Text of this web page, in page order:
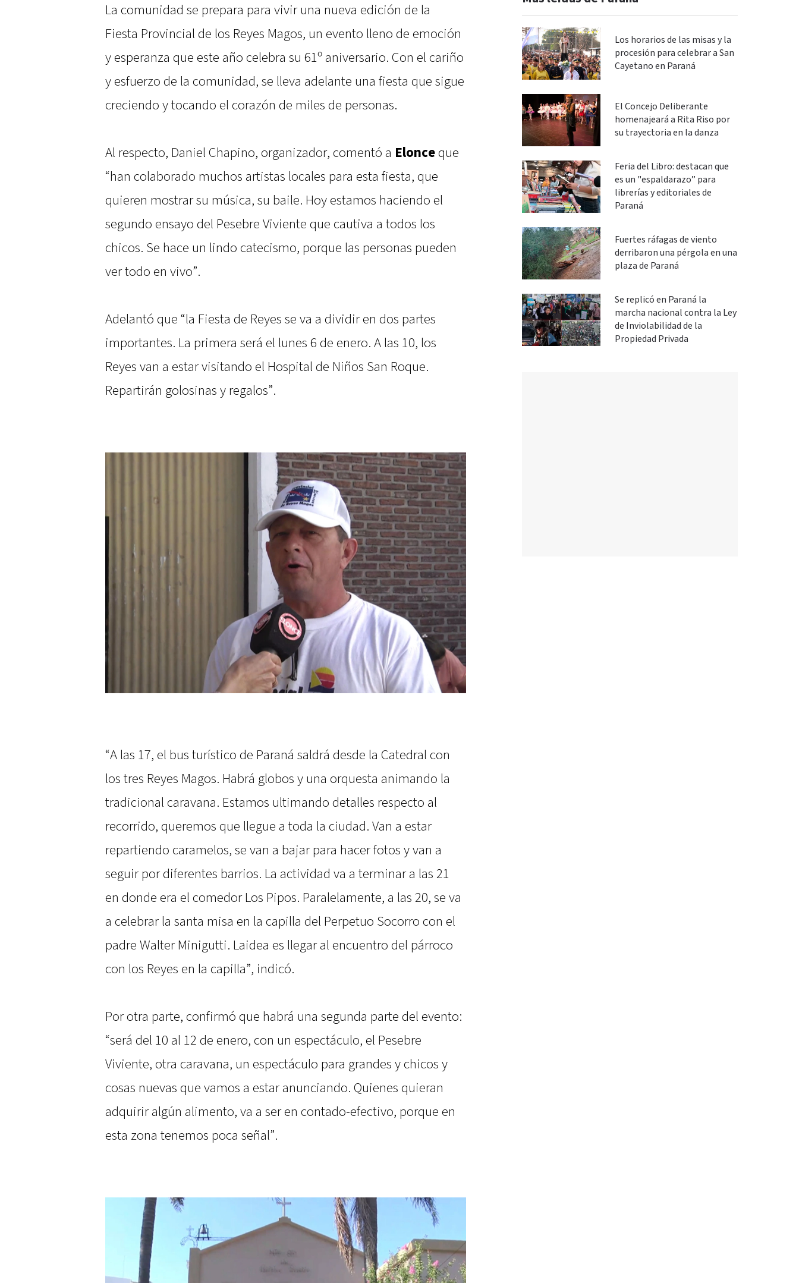
La comunidad se prepara para vivir una nueva edición de la
Fiesta Provincial de los Reyes Magos, un evento lleno de emoción
y esperanza que este año celebra su 61º aniversario. Con el cariño
y esfuerzo de la comunidad, se lleva adelante una fiesta que sigue
creciendo y tocando el corazón de miles de personas.
Al respecto, Daniel Chapino, organizador, comentó a Elonceque
“han colaborado muchos artistas locales para esta fiesta, que
quieren mostrar su música, su baile. Hoy estamos haciendo el
segundo ensayo del Pesebre Viviente que cautiva a todos los
chicos. Se hace un lindo catecismo, porque las personas pueden
ver todo en vivo”.
Adelantó que “la Fiesta de Reyes se va a dividir en dos partes
importantes. La primera será el lunes 6 de enero. A las 10, los
Reyes van a estar visitando el Hospital de Niños San Roque.
Repartirán golosinas y regalos”.
“A las 17, el bus turístico de Paraná saldrá desde la Catedral con
los tres Reyes Magos. Habrá globos y una orquesta animando la
tradicional caravana. Estamos ultimando detalles respecto al
recorrido, queremos que llegue a toda la ciudad. Van a estar
repartiendo caramelos, se van a bajar para hacer fotos y van a
seguir por diferentes barrios. La actividad va a terminar a las 21
en donde era el comedor Los Pipos. Paralelamente, a las 20, se va
a celebrar la santa misa en la capilla del Perpetuo Socorro con el
padre Walter Minigutti. Laidea es llegar al encuentro del párroco
con los Reyes en la capilla”, indicó.
Por otra parte, confirmó que habrá una segunda parte del evento:
“será del 10 al 12 de enero, con un espectáculo, el Pesebre
Viviente, otra caravana, un espectáculo para grandes y chicos y
cosas nuevas que vamos a estar anunciando. Quienes quieran
adquirir algún alimento, va a ser en contado-efectivo, porque en
esta zona tenemos poca señal”.
Los horarios de las misas y la
procesión para celebrar a San
Cayetano en Paraná
El Concejo Deliberante
homenajeará a Rita Riso por
su trayectoria en la danza
Feria del Libro: destacan que
es un "espaldarazo” para
librerías y editoriales de
Paraná
Fuertes ráfagas de viento
derribaron una pérgola en una
plaza de Paraná
Se replicó en Paraná la
marcha nacional contra la Ley
de Inviolabilidad de la
Propiedad Privada